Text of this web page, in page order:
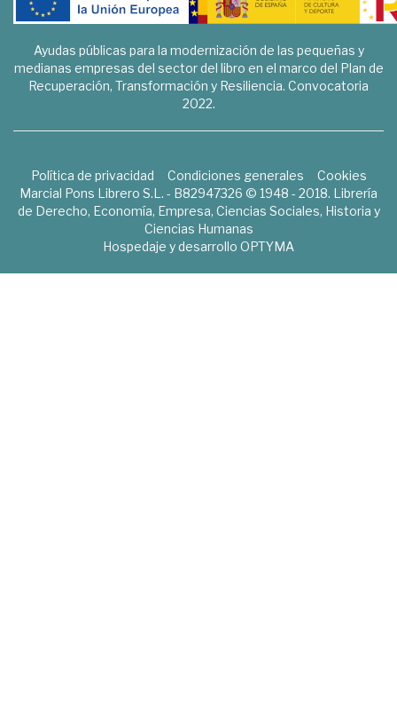
Ayudas públicas para la modernización de las pequeñas y
medianas empresas del sector del libro en el marco del Plan de
Recuperación, Transformación y Resiliencia. Convocatoria
2022.
Política de privacidad Condiciones generales
Cookies
Marcial Pons Librero S.L. - B82947326 © 1948 - 2018. Librería
de Derecho, Economía, Empresa, Ciencias Sociales, Historia y
Ciencias Humanas
Hospedaje y desarrollo OPTYMA